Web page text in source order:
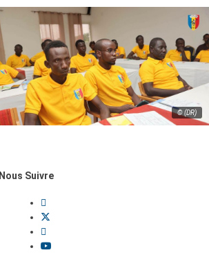
© (DR)
Nous Suivre